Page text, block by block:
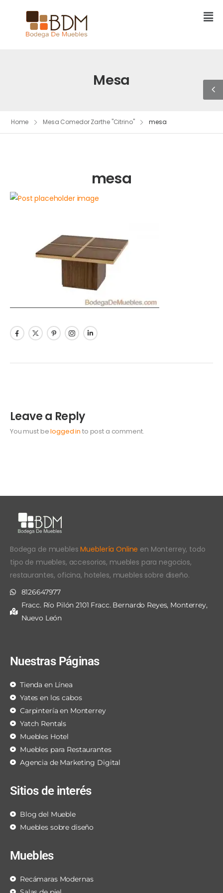
Mesa
Home Mesa Comedor Zarthe "Citrino" mesa
mesa
Leave a Reply
You must belogged in to post a comment.
Bodega de mueblesMueblería Online en Monterrey, todo
tipo de muebles, accesorios, muebles para negocios,
restaurantes, oficina, hoteles, muebles sobre diseño.
8126647977
Fracc. Río Pilón 2101 Fracc. Bernardo Reyes, Monterrey,
Nuevo León
Nuestras Páginas
Tienda en Línea
Yates en los cabos
Carpintería en Monterrey
Yatch Rentals
Muebles Hotel
Muebles para Restaurantes
Agencia de Marketing Digital
Sitios de interés
Blog del Mueble
Muebles sobre diseño
Muebles
Recámaras Modernas